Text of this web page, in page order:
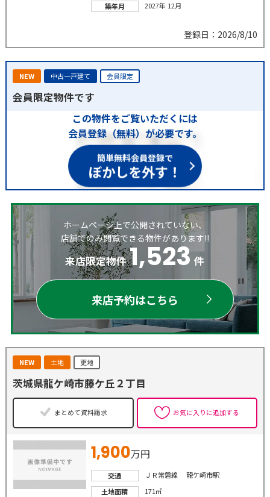
築年月
2027年 12月
登録日：2026/8/10
NEW 中古一戸建て 会員限定
会員限定物件です
この物件をご覧いただくには
会員登録（無料）が必要です。
簡単無料会員登録で
ぼかしを外す！
ホームページ上で公開されていない、
店舗でのみ閲覧できる物件があります!!
来店限定物件 1,523 件
来店予約はこちら
NEW 土地 更地
茨城県龍ケ崎市藤ケ丘２丁目
まとめて資料請求 お気に入りに追加する
1,900万円
交通
ＪＲ常磐線 龍ケ崎市駅
土地面積
171㎡